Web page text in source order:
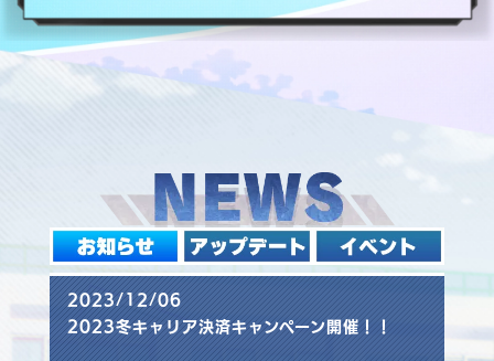
2023/12/06
2023冬キャリア決済キャンペーン開催！！